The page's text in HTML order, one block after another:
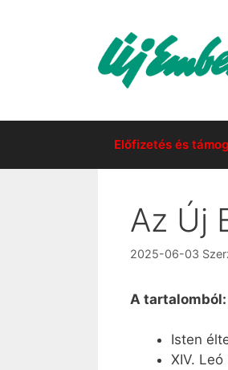
Előfizetés és
Az Új
2025-06-03
A tartalomból:
Isten
XIV.